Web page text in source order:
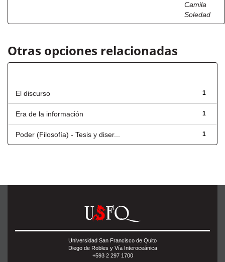
Camila
Soledad
Otras opciones relacionadas
1
El discurso
1
Era de la información
1
Poder (Filosofía) - Tesis y diser...
Universidad San Francisco de Quito
Diego de Robles y Vía Interoceánica
+593 2 297 1700